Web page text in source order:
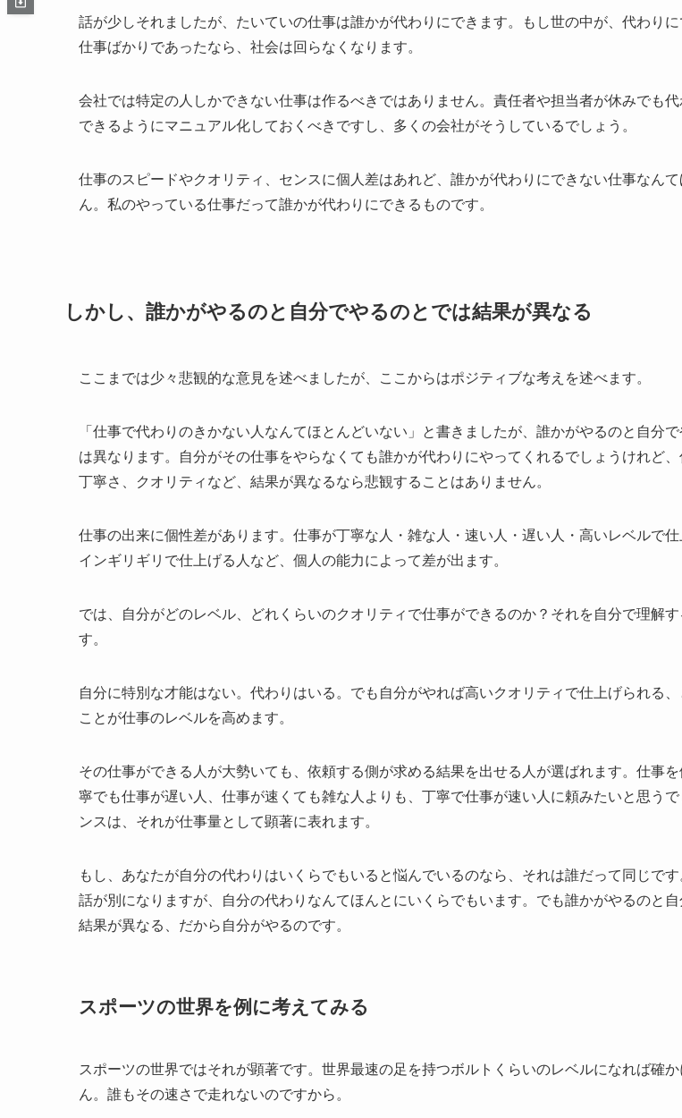
話が少しそれましたが、たいていの仕事は誰かが代わりにできます。
もし世の中が、代わり
仕事ばかりであったなら、社会は回らなくなります。
会社では特定の人しかできない仕事は作るべきではありません。責任者や担当者が休みでも
できるようにマニュアル化しておくべきですし、多くの会社がそうしているでしょう。
仕事のスピードやクオリティ、センスに個人差はあれど、誰かが代わりにできない仕事なん
ん。私のやっている仕事だって誰かが代わりにできるものです。
しかし、誰かがやるのと自分でやるのとでは結果が異なる
ここまでは少々悲観的な意見を述べましたが、ここからはポジティブな考えを述べます。
「仕事で代わりのきかない人なんてほとんどいない」と書きましたが、 誰かがやるのと自分
は異なります。自分がその仕事をやらなくても誰かが代わりにやってくれるでしょうけれど、
丁寧さ、クオリティなど、結果が異なるなら悲観することはありません。
仕事の出来に個性差があります。仕事が丁寧な人・雑な人・速い人・遅い人・高いレベルで
インギリギリで仕上げる人など、個人の能力によって差が出ます。
では、自分がどのレベル、どれくらいのクオリティで仕事ができるのか？それを自分で理解
す。
自分に特別な才能はない。代わりはいる。でも自分がやれば高いクオリティで仕上げられる
ことが仕事のレベルを高めます。
その仕事ができる人が大勢いても、依頼する側が求める結果を出せる人が選ばれます。 仕事
寧でも仕事が遅い人、仕事が速くても雑な人よりも、丁寧で仕事が速い人に頼みたいと思う
ンスは、それが仕事量として顕著に表れます。
もし、あなたが自分の代わりはいくらでもいると悩んでいるのなら、それは誰だって同じで
話が別になりますが、自分の代わりなんてほんとにいくらでもいます。でも誰かがやるのと
結果が異なる、だから自分がやるのです。
スポーツの世界を例に考えてみる
スポーツの世界ではそれが顕著です。世界最速の足を持つボルトくらいのレベルになれば確
ん。誰もその速さで走れないのですから。